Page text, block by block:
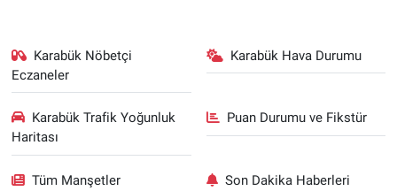
Karabük Nöbetçi
Eczaneler
Karabük Hava Durumu
Karabük Trafik Yoğunluk
Haritası
Puan Durumu ve Fikstür
Tüm Manşetler Son Dakika Haberleri